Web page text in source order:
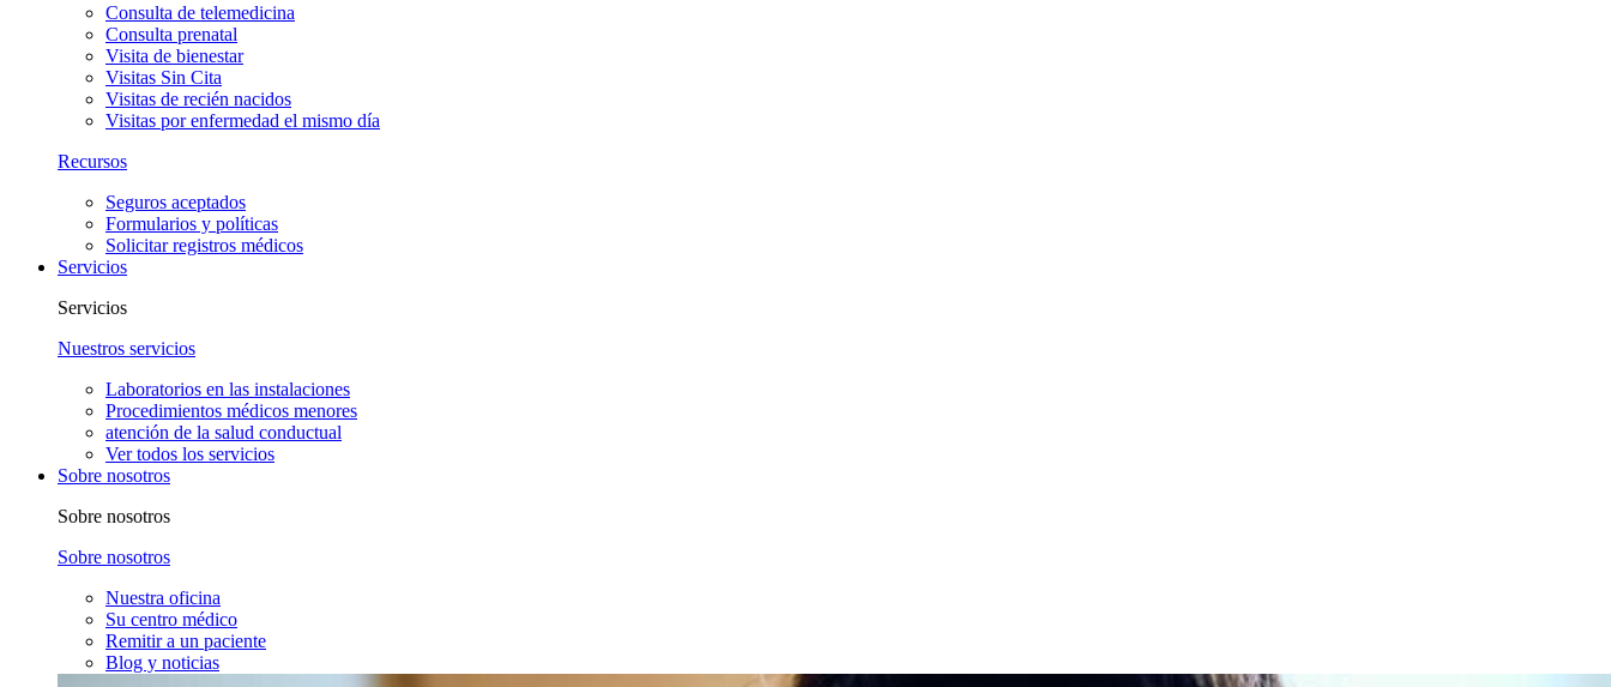
Consulta de telemedicina
Consulta prenatal
Visita de bienestar
Visitas Sin Cita
Visitas de recién nacidos
Visitas por enfermedad el mismo día
Recursos
Seguros aceptados
Formularios y políticas
Solicitar registros médicos
Servicios
Servicios
Nuestros servicios
Laboratorios en las instalaciones
Procedimientos médicos menores
atención de la salud conductual
Ver todos los servicios
Sobre nosotros
Sobre nosotros
Sobre nosotros
Nuestra oficina
Su centro médico
Remitir a un paciente
Blog y noticias